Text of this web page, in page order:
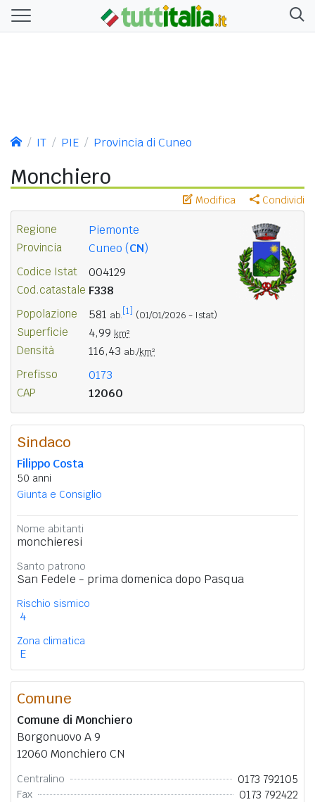
IT PIE Provincia di Cuneo
Monchiero
Modifica Condividi
Regione Piemonte
Provincia Cuneo (CN)
Codice Istat 004129
Cod.catastale F338
Popolazione 581 ab. [1] (01/01/2026 - Istat)
Superficie 4,99 km²
Densità 116,43 ab./km²
Prefisso 0173
CAP 12060
Sindaco
Filippo Costa
50 anni
Giunta e Consiglio
Nome abitanti
monchieresi
Santo patrono
San Fedele - prima domenica dopo Pasqua
Rischio sismico
4
Zona climatica
E
Comune
Comune di Monchiero
Borgonuovo A 9
12060 Monchiero CN
Centralino 0173 792105
Fax 0173 792422